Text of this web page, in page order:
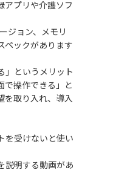
アプリや介護ソフ
ジョン、メモリ
ペックがあります
」というメリット
で操作できる」と
を取り入れ、導入
を受けないと使い
説明する動画があ